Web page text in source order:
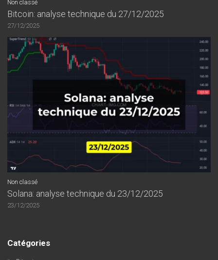
Non classé
Bitcoin: analyse technique du 27/12/2025
27/12/2025
Non classé
Solana: analyse technique du 23/12/2025
23/12/2025
Catégories